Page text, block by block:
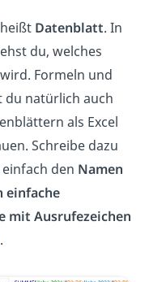
Datenblatt. In
du, welches
wird. Formeln und
du natürlich auch
als Excel
Schreibe dazu
einfach den Namen
einfache
mit Ausrufezeichen